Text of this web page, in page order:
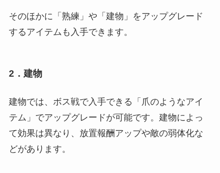
そのほかに「熟練」や「建物」をアップグレード
するアイテムも入手できます。
2．建物
建物では、ボス戦で入手できる「爪のようなアイ
テム」でアップグレードが可能です。建物によっ
て効果は異なり、放置報酬アップや敵の弱体化な
どがあります。